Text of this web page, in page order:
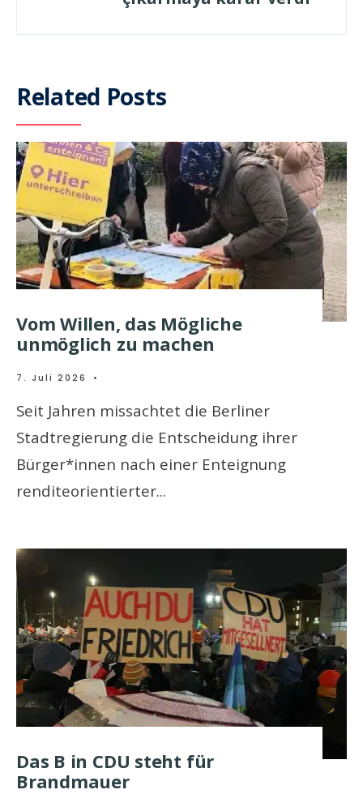
Related Posts
Vom Willen, das Mögliche
unmöglich zu machen
7. Juli 2026 •
Seit Jahren missachtet die Berliner
Stadtregierung die Entscheidung ihrer
Bürger*innen nach einer Enteignung
renditeorientierter...
Das B in CDU steht für
Brandmauer